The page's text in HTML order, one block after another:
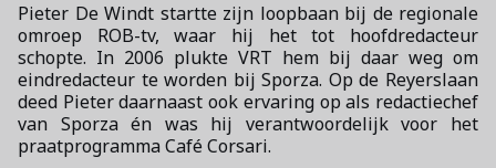
Pieter De Windt startte zijn loopbaan bij de regionale
omroep ROB-tv, waar hij het tot hoofdredacteur
schopte. In 2006 plukte VRT hem bij daar weg om
eindredacteur te worden bij Sporza. Op de Reyerslaan
deed Pieter daarnaast ook ervaring op als redactiechef
van Sporza én was hij verantwoordelijk voor het
praatprogramma Café Corsari.